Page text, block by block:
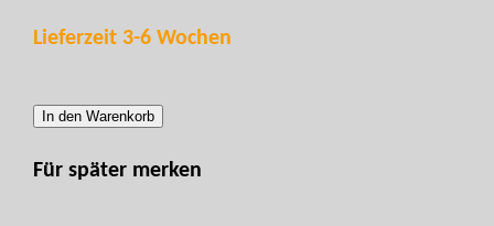
Lieferzeit 3-6 Wochen
In den Warenkorb
Für später merken